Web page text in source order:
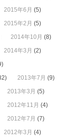
2015年6月 (5)
2015年2月 (5)
2014年10月 (8)
2014年3月 (2)
2013年7月 (9)
2013年3月 (5)
2012年11月 (4)
2012年7月 (7)
2012年3月 (4)